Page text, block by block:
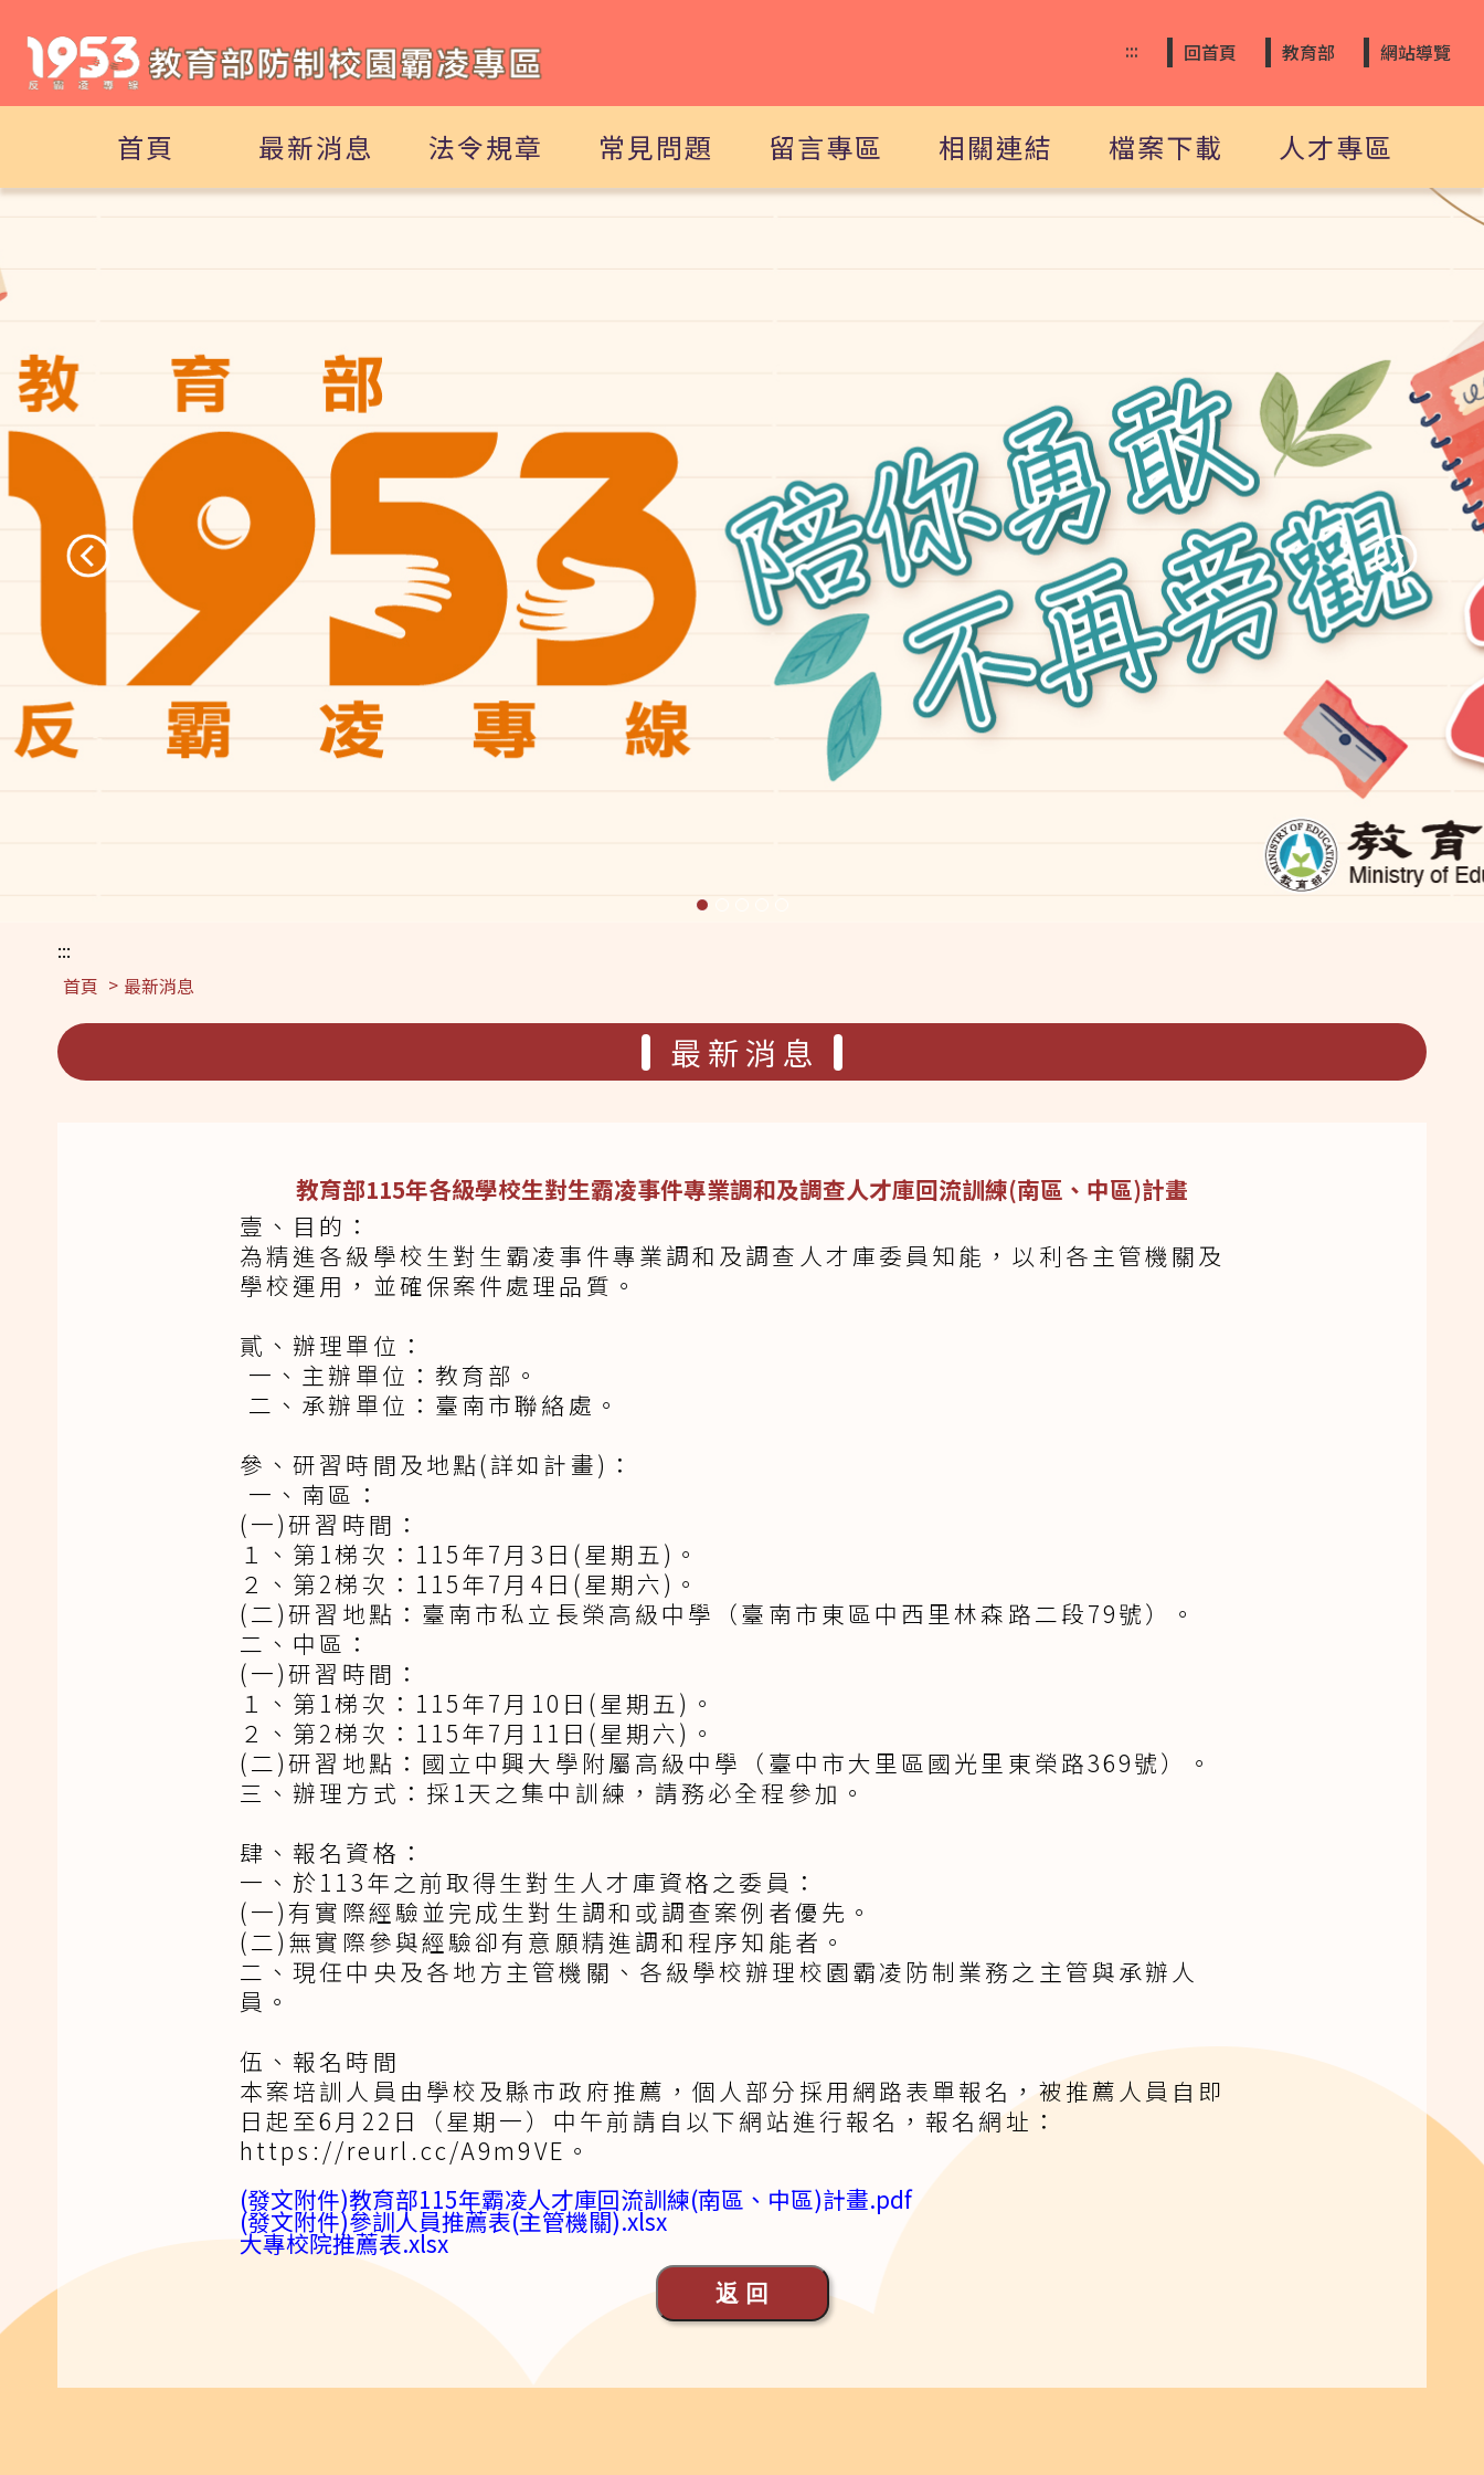
::: 回首頁 教育部 網站導覽
首頁 最新消息 法令規章 常見問題 留言專區 相關連結 檔案下載 人才專區
:::
首頁
最新消息
最新消息
教育部115年各級學校生對生霸凌事件專業調和及調查人才庫回流訓練(南區、中區)計畫
壹、目的：
為精進各級學校生對生霸凌事件專業調和及調查人才庫委員知能，以利各主管機關及
學校運用，並確保案件處理品質。
貳、辦理單位：
一、主辦單位：教育部。
二、承辦單位：臺南市聯絡處。
參、研習時間及地點(詳如計畫)：
一、南區：
(一)研習時間：
１、第1梯次：115年7月3日(星期五)。
２、第2梯次：115年7月4日(星期六)。
(二)研習地點：臺南市私立長榮高級中學（臺南市東區中西里林森路二段79號）。
二、中區：
(一)研習時間：
１、第1梯次：115年7月10日(星期五)。
２、第2梯次：115年7月11日(星期六)。
(二)研習地點：國立中興大學附屬高級中學（臺中市大里區國光里東榮路369號）。
三、辦理方式：採1天之集中訓練，請務必全程參加。
肆、報名資格：
一、於113年之前取得生對生人才庫資格之委員：
(一)有實際經驗並完成生對生調和或調查案例者優先。
(二)無實際參與經驗卻有意願精進調和程序知能者。
二、現任中央及各地方主管機關、各級學校辦理校園霸凌防制業務之主管與承辦人
員。
伍、報名時間
本案培訓人員由學校及縣市政府推薦，個人部分採用網路表單報名，被推薦人員自即
日起至6月22日（星期一）中午前請自以下網站進行報名，報名網址：
https://reurl.cc/A9m9VE。
(發文附件)教育部115年霸凌人才庫回流訓練(南區、中區)計畫.pdf
(發文附件)參訓人員推薦表(主管機關).xlsx
大專校院推薦表.xlsx